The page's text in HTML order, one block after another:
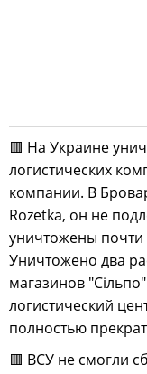
🟥 На Украине
логистических
компании. В
Rozetka, он не
уничтожены почти
Уничтожено два
магазинов
логистический
полностью
🟥 ВСУ не смогли